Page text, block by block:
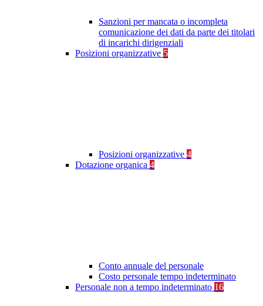
Sanzioni per mancata o incompleta
comunicazione dei dati da parte dei titolari
di incarichi dirigenziali
Posizioni organizzative 5
Posizioni organizzative 4
Dotazione organica 4
Conto annuale del personale
Costo personale tempo indeterminato
Personale non a tempo indeterminato 16